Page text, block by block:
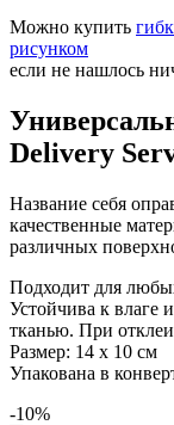
Можно купить
рисунком
если не нашлось
Delivery
Название себя
качественные
различных
Подходит для
Устойчива к влаге
тканью. При
Размер: 14 х 10 см
Упакована в
-10%